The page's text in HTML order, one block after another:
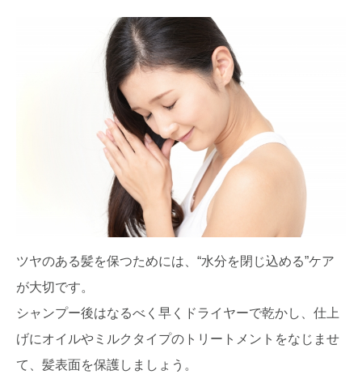
ツヤのある髪を保つためには、“水分を閉じ込める”ケア
が大切です。
シャンプー後はなるべく早くドライヤーで乾かし、仕上
げにオイルやミルクタイプのトリートメントをなじませ
て、髪表面を保護しましょう。